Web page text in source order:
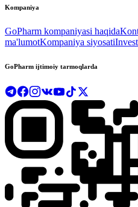
Kompaniya
GoPharm kompaniyasi haqida
ma'lumotKompaniya siyosati
GoPharm ijtimoiy tarmoqlarda